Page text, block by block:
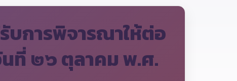
บการพิจารณาให้ต่อ
ที่ ๒๖ ตุลาคม พ.ศ.